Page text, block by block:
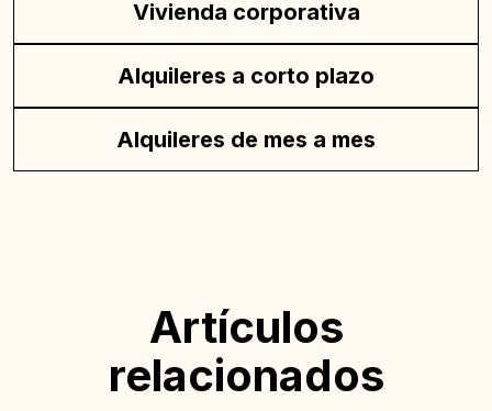
Vivienda corporativa
Alquileres a corto plazo
Alquileres de mes a mes
Artículos
relacionados